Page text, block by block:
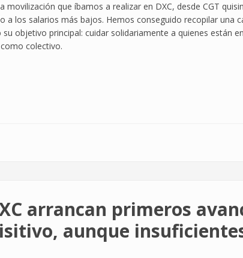
movilización que íbamos a realizar en DXC, desde CGT
a los salarios más bajos. Hemos conseguido recopilar una
objetivo principal: cuidar solidariamente a quienes están
colectivo.
arrancan primeros
aunque